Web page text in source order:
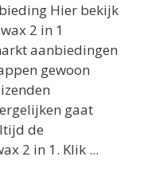
Hier bekijk
2 in 1
aanbiedingen
gewoon
gaat
de
2 in 1. Klik ...